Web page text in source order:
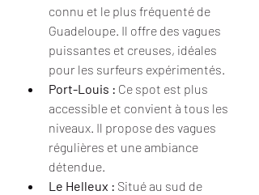
connu et le plus fréquenté de
Guadeloupe. Il offre des vagues
puissantes et creuses, idéales
pour les surfeurs expérimentés.
Port-Louis : Ce spot est plus
accessible et convient à tous les
niveaux. Il propose des vagues
régulières et une ambiance
détendue.
Le Helleux : Situé au sud de